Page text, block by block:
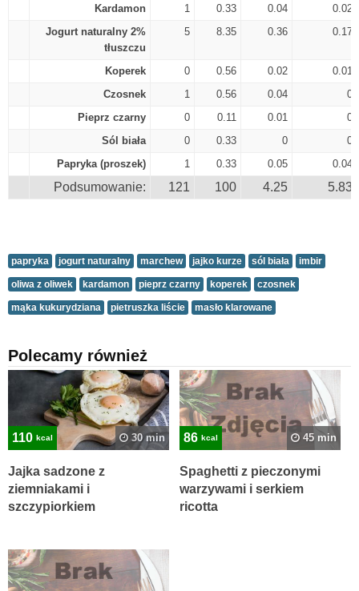
Kardamon 1 0.33 0.04
0.02
Jogurt naturalny 2%
tłuszczu
5 8.35 0.36 0.17
Koperek 0 0.56 0.02
0.01
Czosnek
1 0.56 0.04
0
Pieprz czarny
0 0.11 0.01
0
Sól biała
0 0.33 0
0
Papryka (proszek)
1 0.33 0.05 0.04
Podsumowanie: 121 100 4.25 5.83
papryka jogurt naturalny marchew jajko kurze sól biała imbir
oliwa z oliwek kardamon pieprz czarny koperek czosnek
mąka kukurydziana pietruszka liście masło klarowane
Polecamy również
110 kcal 30 min
Jajka sadzone z
ziemniakami i
szczypiorkiem
86 kcal 45 min
Spaghetti z pieczonymi
warzywami i serkiem
ricotta